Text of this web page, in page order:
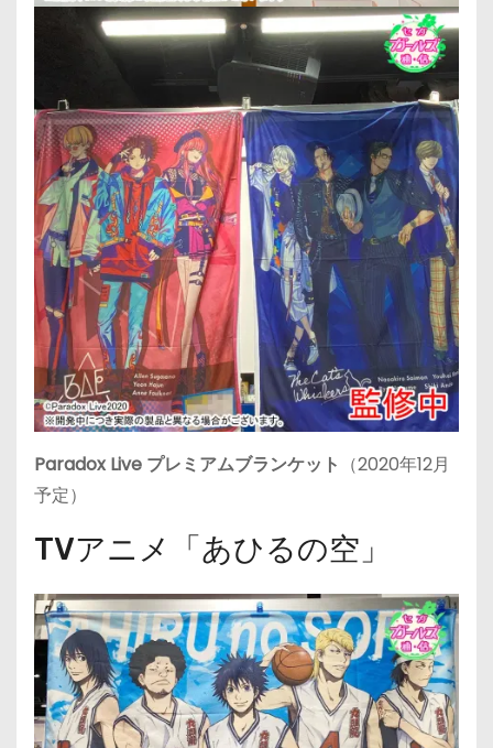
Paradox Live プレミアムブランケット （2020年12月
予定）
TVアニメ「あひるの空」